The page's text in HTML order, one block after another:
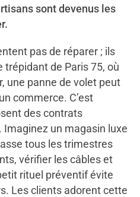
sont devenus les
pas de réparer ; ils
de Paris 75, où
une panne de volet peut
commerce. C’est
des contrats
Imaginez un magasin luxe
tous les trimestres
vérifier les câbles et
rituel préventif évite
Les clients adorent cette